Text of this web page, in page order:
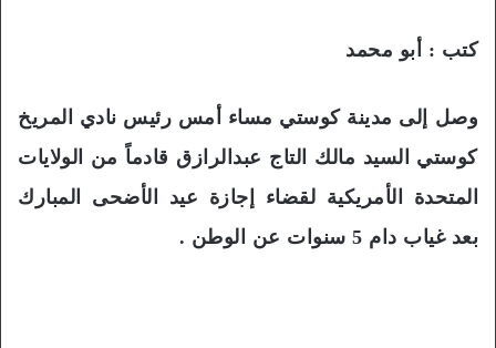
كتب : أبو محمد
وصل إلى مدينة كوستي مساء أمس رئيس نادي المريخ
كوستي السيد مالك التاج عبدالرازق قادماً من الولايات
المتحدة الأمريكية لقضاء إجازة عيد الأضحى المبارك
بعد غياب دام 5 سنوات عن الوطن .